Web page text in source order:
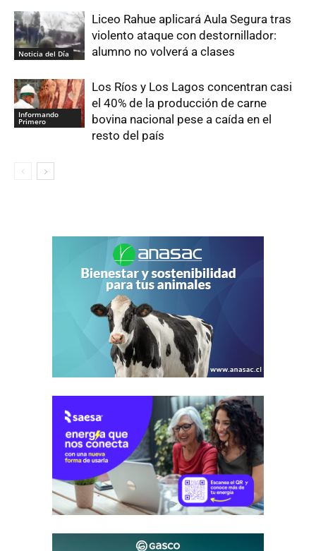
Noticia del Día
Liceo Rahue aplicará Aula Segura tras
violento ataque con destornillador:
alumno no volverá a clases
Informando
Primero
Los Ríos y Los Lagos concentran casi
el 40% de la producción de carne
bovina nacional pese a caída en el
resto del país